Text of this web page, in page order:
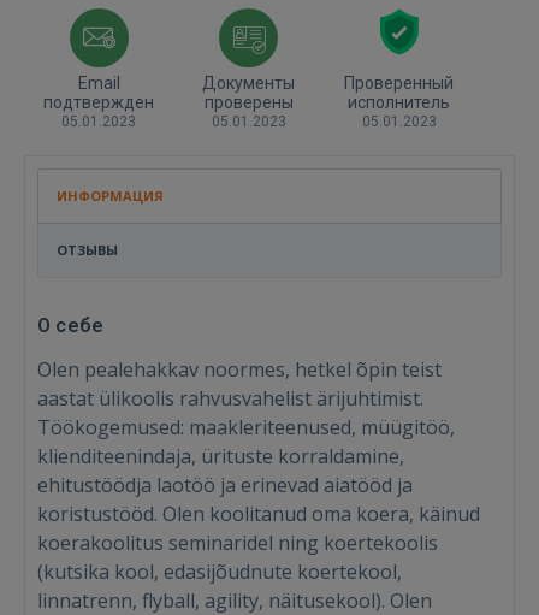
Email
подтвержден
05.01.2023
Документы
проверены
05.01.2023
Проверенный
исполнитель
05.01.2023
ИНФОРМАЦИЯ
ОТЗЫВЫ
О себе
Olen pealehakkav noormes, hetkel õpin teist
aastat ülikoolis rahvusvahelist ärijuhtimist.
Töökogemused: maakleriteenused, müügitöö,
klienditeenindaja, ürituste korraldamine,
ehitustöödja laotöö ja erinevad aiatööd ja
koristustööd. Olen koolitanud oma koera, käinud
koerakoolitus seminaridel ning koertekoolis
(kutsika kool, edasijõudnute koertekool,
linnatrenn, flyball, agility, näitusekool). Olen